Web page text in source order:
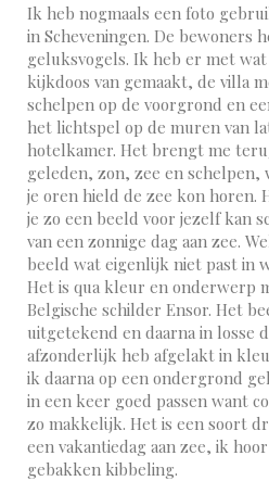
Ik heb nogmaals een foto
in Scheveningen. De bewoners
geluksvogels. Ik heb er met
kijkdoos van gemaakt, de villa
schelpen op de voorgrond en
het lichtspel op de muren van
hotelkamer. Het brengt me
geleden, zon, zee en schelpen,
je oren hield de zee kon horen.
je zo een beeld voor jezelf kan
van een zonnige dag aan zee.
beeld wat eigenlijk niet past in
Het is qua kleur en onderwerp
Belgische schilder Ensor. Het
uitgetekend en daarna in losse
afzonderlijk heb afgelakt in
ik daarna op een ondergrond
in een keer goed passen want
zo makkelijk. Het is een soort
een vakantiedag aan zee, ik
gebakken kibbeling.